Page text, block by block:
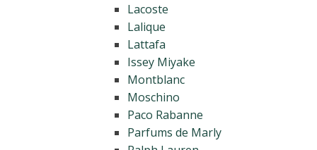
Lacoste
Lalique
Lattafa
Issey Miyake
Montblanc
Moschino
Paco Rabanne
Parfums de Marly